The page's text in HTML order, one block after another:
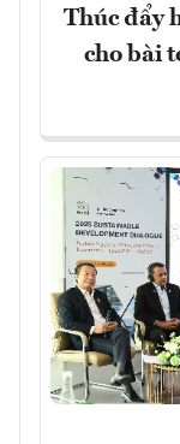
Thúc đẩy
cho bài